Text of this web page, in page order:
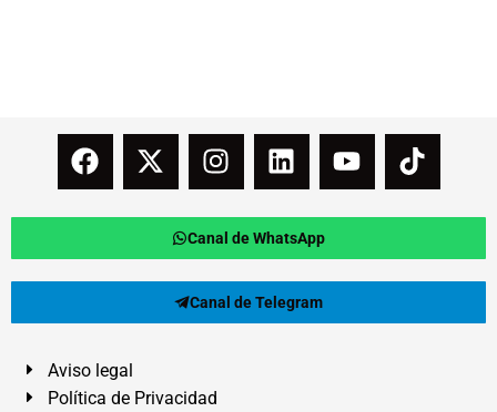
Canal de WhatsApp
Canal de Telegram
Aviso legal
Política de Privacidad